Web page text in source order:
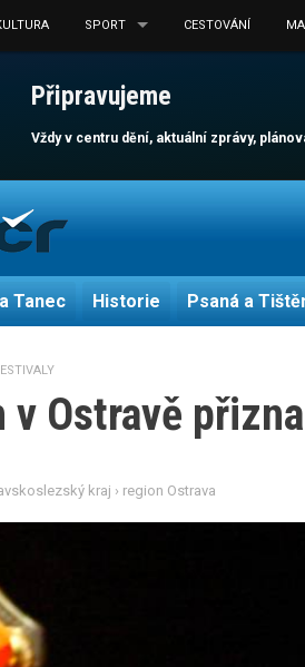
Připravujeme
Vždy v centru dění, aktuální zprávy,
SPORT CESTOVÁNÍ
Tanec Historie Psaná a
v Ostravě
kraj › region Ostrava